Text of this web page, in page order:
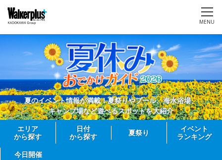
MENU
夏のイベント情報が満載！夏祭りやプール、海水浴場、
キャンプ場など遊べるスポットを大紹介
エリア
から探す
日付
から探す
夏祭り
イベント
ランキング
今日開催